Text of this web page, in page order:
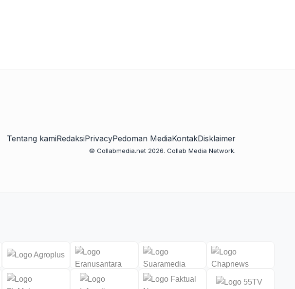
Tentang kamiRedaksiPrivacyPedoman MediaKontakDisklaimer
© Collabmedia.net 2026. Collab Media Network.